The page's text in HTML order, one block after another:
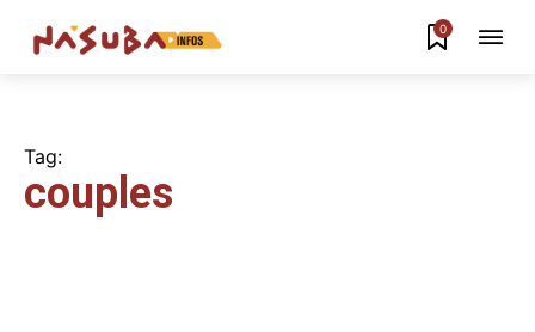
0
Tag:
couples